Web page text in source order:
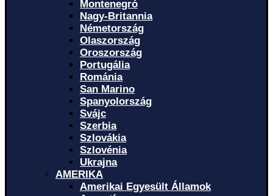
Montenegró
Nagy-Britannia
Németország
Olaszország
Oroszország
Portugália
Románia
San Marino
Spanyolország
Svájc
Szerbia
Szlovákia
Szlovénia
Ukrajna
AMERIKA
Amerikai Egyesült Államok